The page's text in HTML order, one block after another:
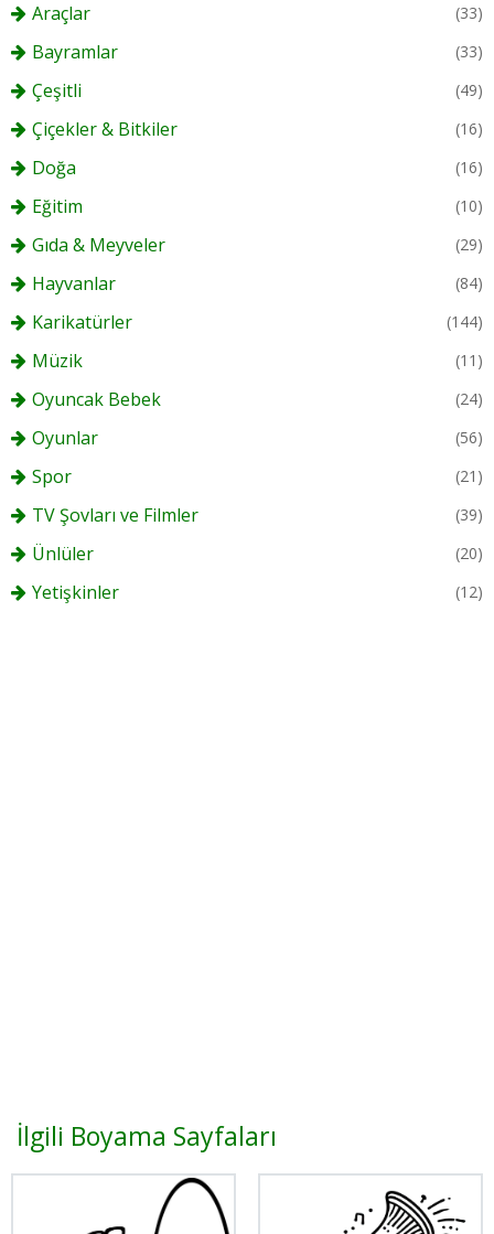
Araçlar (33)
Bayramlar (33)
Çeşitli (49)
Çiçekler & Bitkiler (16)
Doğa (16)
Eğitim (10)
Gıda & Meyveler (29)
Hayvanlar (84)
Karikatürler (144)
Müzik (11)
Oyuncak Bebek (24)
Oyunlar (56)
Spor (21)
TV Şovları ve Filmler (39)
Ünlüler (20)
Yetişkinler (12)
İlgili Boyama Sayfaları